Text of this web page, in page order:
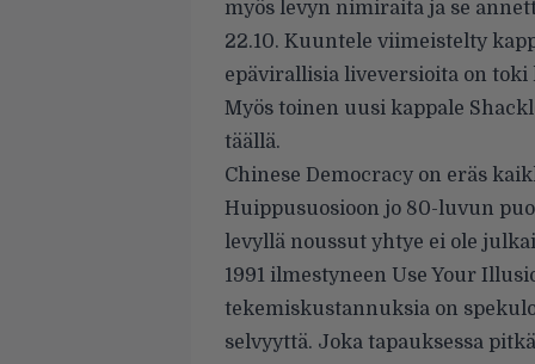
myös levyn nimiraita ja se
22.10. Kuuntele viimeistelty
epävirallisia liveversioita on
Myös toinen uusi kappale
täällä.
Chinese Democracy on eräs
Huippusuosioon jo 80-luvun
levyllä noussut yhtye ei ole
1991 ilmestyneen Use Your
tekemiskustannuksia on
selvyyttä. Joka tapauksessa